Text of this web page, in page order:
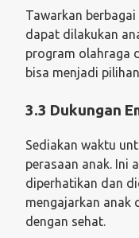
Tawarkan
dapat dilakukan
program olahraga
bisa menjadi
3.3 Dukungan
Sediakan waktu
perasaan anak. Ini
diperhatikan dan
mengajarkan anak
dengan sehat.